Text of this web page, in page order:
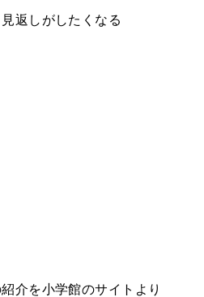
返しがしたくなる
介を小学館のサイトより